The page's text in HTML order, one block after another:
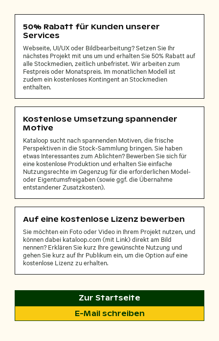
50% Rabatt für Kunden unserer
Services
Webseite, UI/UX oder Bildbearbeitung? Setzen Sie Ihr
nächstes Projekt mit uns um und erhalten Sie 50% Rabatt auf
alle Stockmedien, zeitlich unbefristet. Wir arbeiten zum
Festpreis oder Monatspreis. Im monatlichen Modell ist
zudem ein kostenloses Kontingent an Stockmedien
enthalten.
Kostenlose Umsetzung spannender
Motive
Kataloop sucht nach spannenden Motiven, die frische
Perspektiven in die Stock-Sammlung bringen. Sie haben
etwas Interessantes zum Ablichten? Bewerben Sie sich für
eine kostenlose Produktion und erhalten Sie einfache
Nutzungsrechte im Gegenzug für die erforderlichen Model-
oder Eigentumsfreigaben (sowie ggf. die Übernahme
entstandener Zusatzkosten).
Auf eine kostenlose Lizenz bewerben
Sie möchten ein Foto oder Video in Ihrem Projekt nutzen, und
können dabei kataloop.com (mit Link) direkt am Bild
nennen? Erklären Sie kurz Ihre gewünschte Nutzung und
gehen Sie kurz auf Ihr Publikum ein, um die Option auf eine
kostenlose Lizenz zu erhalten.
Zur Startseite
E-Mail schreiben